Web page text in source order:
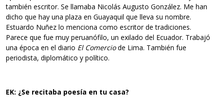
también escritor. Se llamaba Nicolás Augusto González. Me han
dicho que hay una plaza en Guayaquil que lleva su nombre.
Estuardo Nuñez lo menciona como escritor de tradiciones.
Parece que fue muy peruanófilo, un exilado del Ecuador. Trabajó
una época en el diario El Comerciode Lima. También fue
periodista, diplomático y político.
EK: ¿Se recitaba poesía en tu casa?